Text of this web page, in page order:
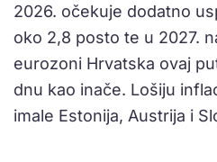
2026. očekuje dodatno
oko 2,8 posto te u 2027.
eurozoni Hrvatska ovaj
dnu kao inače. Lošiju
imale Estonija, Austrija i